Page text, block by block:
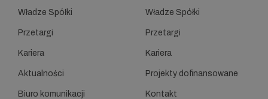
Władze Spółki
Przetargi
Kariera
Aktualności
Biuro komunikacji
Władze Spółki
Przetargi
Kariera
Projekty dofinansowane
Kontakt